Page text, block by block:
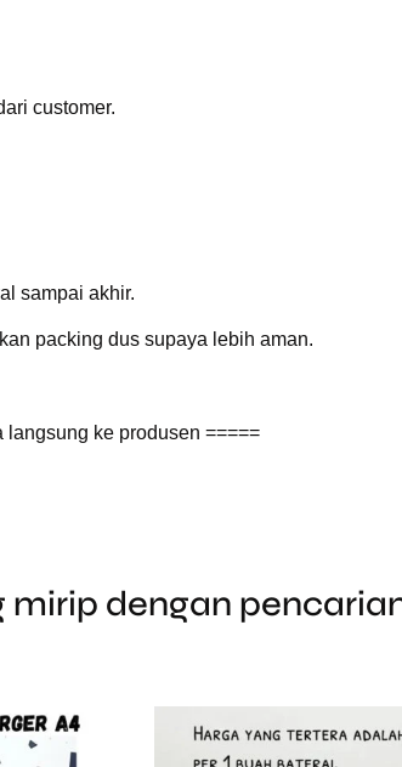
customer.
sampai akhir.
packing dus supaya lebih aman.
ke produsen =====
mirip dengan